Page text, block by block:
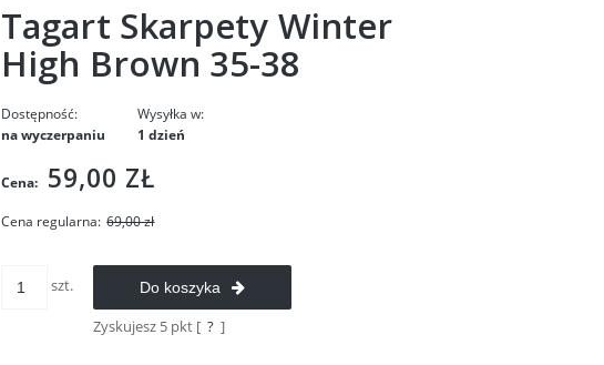
Tagart Skarpety Winter
High Brown 35-38
Dostępność:
na wyczerpaniu
Wysyłka w:
1 dzień
Cena: 59,00 ZŁ
Cena regularna: 69,00 zł
szt. Do koszyka
Zyskujesz 5 pkt [ ? ]